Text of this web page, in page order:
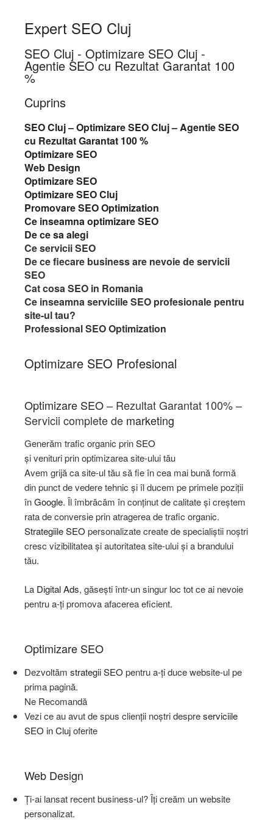
Expert SEO Cluj
SEO Cluj - Optimizare SEO Cluj -
Agentie SEO cu Rezultat Garantat 100
%
Cuprins
SEO Cluj – Optimizare SEO Cluj – Agentie SEO
cu Rezultat Garantat 100 %
Optimizare SEO
Web Design
Optimizare SEO
Optimizare SEO Cluj
Promovare SEO Optimization
Ce inseamna optimizare SEO
De ce sa alegi
Ce servicii SEO
De ce fiecare business are nevoie de servicii
SEO
Cat cosa SEO in Romania
Ce inseamna serviciile SEO profesionale pentru
site-ul tau?
Professional SEO Optimization
Optimizare SEO Profesional
Optimizare SEO– Rezultat Garantat 100% –
Servicii complete de marketing
Generăm trafic organic prinSEO
și venituri prin optimizarea site-ului tău
Avem grijă ca site-ul tău să fie în cea mai bună formă
din punct de vedere tehnic și îl ducem pe primele poziții
înGoogle. Îl îmbrăcăm în conținut de calitate și creștem
rata de conversie prin atragerea de trafic organic.
Strategiile SEO personalizate create de specialiștii noștri
cresc vizibilitatea și autoritatea site-ului și a brandului
tău.
La Digital Ads, găsești într-un singur loc tot ce ai nevoie
pentru a-ți promova afacerea eficient.
Optimizare SEO
Dezvoltăm strategii SEO pentru a-ți duce website-ul pe
prima pagină.
Ne Recomandă
Vezi ce au avut de spus clienții noștri despreserviciile
SEO in Clujoferite
Web Design
Ți-ai lansat recent business-ul? Îți creăm un website
personalizat.